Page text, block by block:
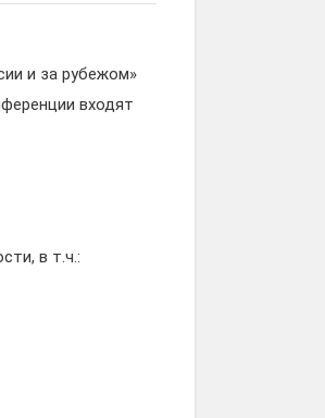
и за рубежом»
входят
в т.ч.: